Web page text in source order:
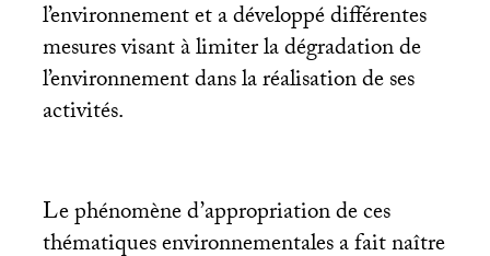
l’environnement et a développé différentes
mesures visant à limiter la dégradation de
l’environnement dans la réalisation de ses
activités.
Le phénomène d’appropriation de ces
thématiques environnementales a fait naître